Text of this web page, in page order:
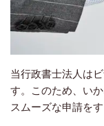
当行政書士法人は
す。このため、い
スムーズな申請を